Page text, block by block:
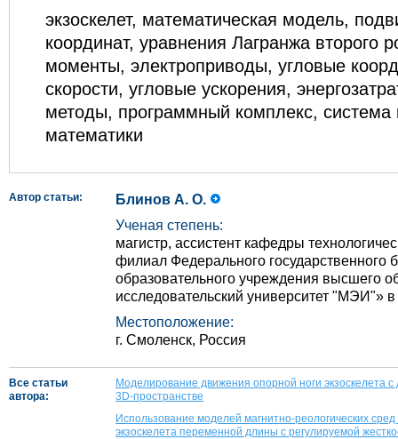
экзоскелет, математическая модель,
координат, уравнения Лагранжа второго
моменты, электроприводы, угловые
скорости, угловые ускорения,
методы, программный комплекс, система
математики
Автор статьи:
Блинов А. О.
Ученая степень:
магистр, ассистент кафедры
филиал Федерального государственного
образовательного учреждения высшего
исследовательский университет "МЭИ"»
Местоположение:
г. Смоленск, Россия
Все статьи
автора:
Моделирование движения опорной ноги экзоскелета
3D-пространстве
Использование моделей магнитно-реологических
экзоскелета переменной длины с регулируемой